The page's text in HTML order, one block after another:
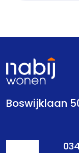
Boswijklaan